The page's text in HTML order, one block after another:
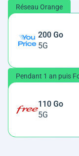
Réseau Orange
200 Go
5G
Pendant 1 an puis
110 Go
5G